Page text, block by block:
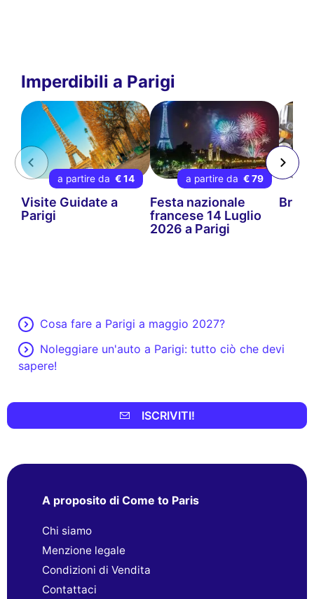
Imperdibili a Parigi
a partire da € 14
Visite Guidate a
Parigi
a partire da € 79
Festa nazionale
francese 14 Luglio
2026 a Parigi
Cosa fare a Parigi a maggio 2027?
Noleggiare un'auto a Parigi: tutto ciò che devi
sapere!
ISCRIVITI!
A proposito di Come to Paris
Chi siamo
Menzione legale
Condizioni di Vendita
Contattaci